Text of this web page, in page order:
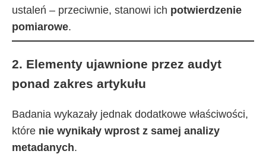
ustaleń – przeciwnie, stanowi ich potwierdzenie
pomiarowe.
2. Elementy ujawnione przez audyt
ponad zakres artykułu
Badania wykazały jednak dodatkowe właściwości,
które nie wynikały wprost z samej analizy
metadanych.